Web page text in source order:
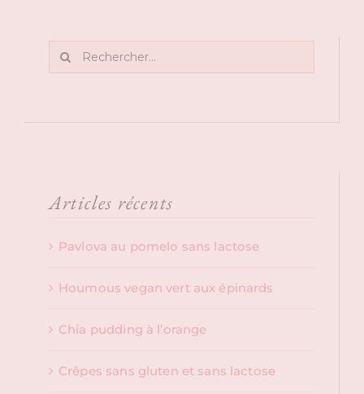
Rechercher:
Articles récents
Pavlova au pomelo sans lactose
Houmous vegan vert aux épinards
Chia pudding à l’orange
Crêpes sans gluten et sans lactose